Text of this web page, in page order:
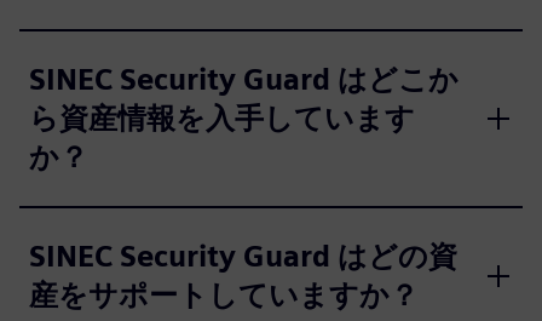
SINEC Security Guard はどこか
ら資産情報を入手しています
か？
SINEC Security Guard はどの資
産をサポートしていますか？